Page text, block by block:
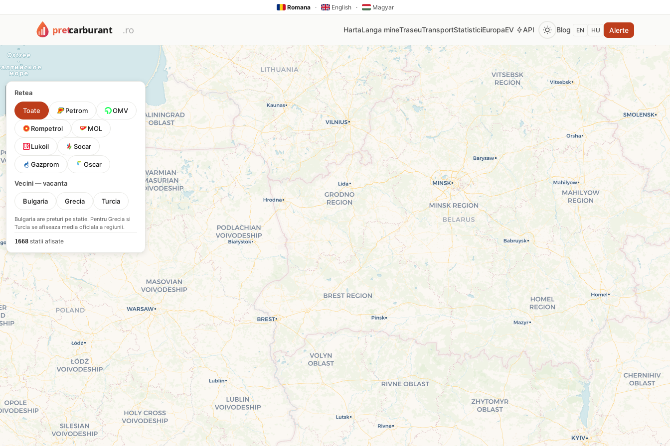
Romana · English · Magyar
HartaLanga mineTraseuTransportStatisticiEuropaEV API Blog EN HU Alerte
Harta benzinăriilor din România
Harta cu toate cele 1672 benzinării din România: Petrom, OMV, Rompetrol, Mol, Lukoil, Socar, Oscar. Click pe orice pin pentru a vedea prețul curent al benzinei, motorinei și GPL.
Filtrează după tip de carburant sau rețea pentru a găsi cea mai ieftină stație din zona ta. Prețurile sunt actualizate automat la fiecare 2 ore din surse oficiale verificate
+
−
Retea
Toate Petrom OMV
Rompetrol MOL
Lukoil Socar
Gazprom Oscar
Vecini — vacanta
Bulgaria Grecia Turcia
Bulgaria are preturi pe statie. Pentru Grecia si
Turcia se afiseaza media oficiala a regiunii.
1668 statii afisate